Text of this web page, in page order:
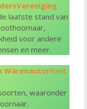
laatste stand van
voor andere
en meer.
Warenautoriteit
waaronder